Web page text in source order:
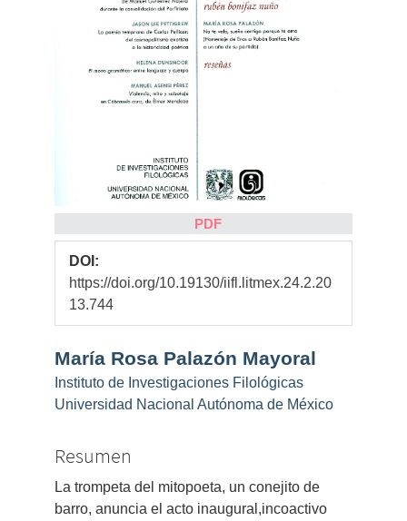
PDF
DOI:
https://doi.org/10.19130/iifl.litmex.24.2.20
13.744
Contenido
principal
del
María Rosa Palazón Mayoral
Instituto de Investigaciones Filológicas
Universidad Nacional Autónoma de México
Resumen
La trompeta del mitopoeta, un conejito de
barro, anuncia el acto inaugural,incoactivo